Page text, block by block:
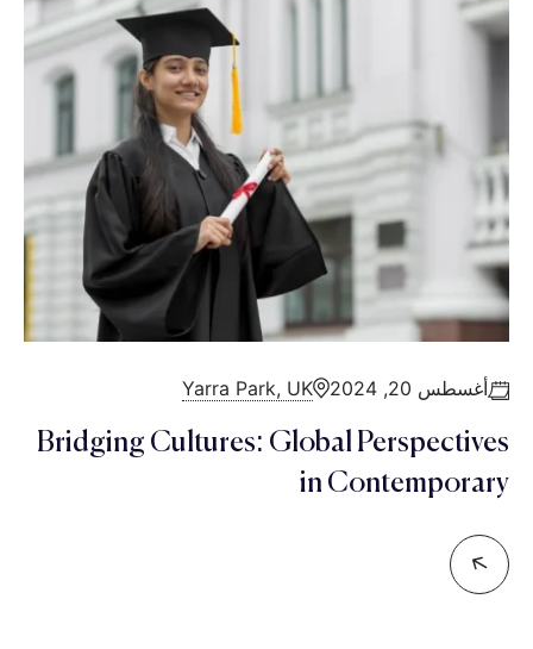
أغسطس 20, 2024 Yarra Park, UK
Bridging Cultures: Global Perspectives
in Contemporary